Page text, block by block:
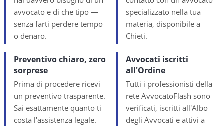
avvocato e di che tipo —
senza farti perdere tempo
o denaro.
specializzato nella tua
materia, disponibile a
Chieti.
Preventivo chiaro, zero
sorprese
Prima di procedere ricevi
un preventivo trasparente.
Sai esattamente quanto ti
costa l'assistenza legale.
Avvocati iscritti
all'Ordine
Tutti i professionisti della
rete AvvocatoFlash sono
verificati, iscritti all'Albo
degli Avvocati e attivi a